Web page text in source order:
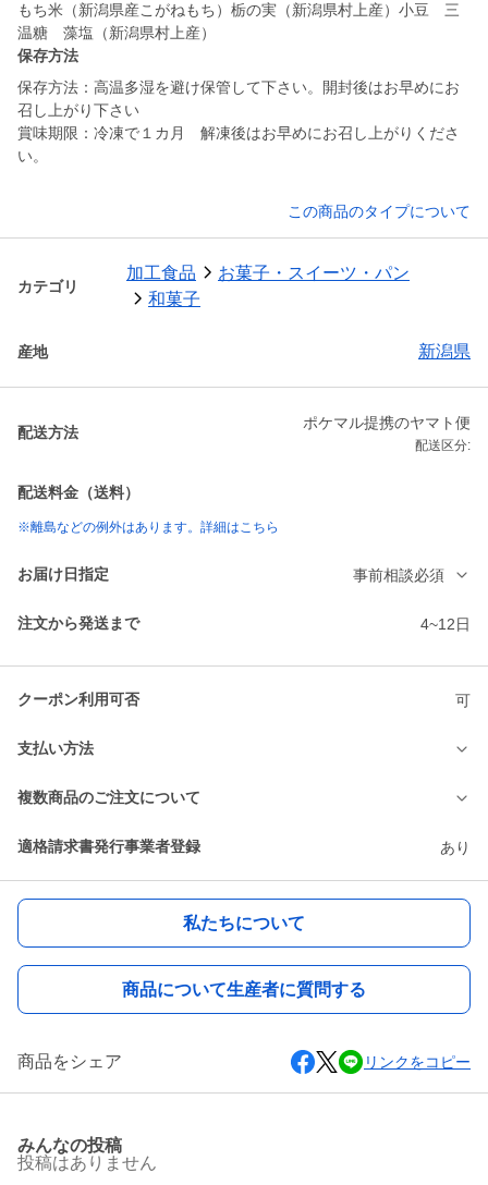
もち米（新潟県産こがねもち）栃の実（新潟県村上産）小豆 三
温糖 藻塩（新潟県村上産）
保存方法
保存方法：高温多湿を避け保管して下さい。開封後はお早めにお
召し上がり下さい
賞味期限：冷凍で１カ月 解凍後はお早めにお召し上がりくださ
い。
この商品のタイプについて
カテゴリ
加工食品
お菓子・スイーツ・パン
和菓子
産地 新潟県
配送方法
ポケマル提携のヤマト便
配送区分:
配送料金（送料）
※離島などの例外はあります。詳細はこちら
お届け日指定 事前相談必須
注文から発送まで 4~12日
クーポン利用可否 可
支払い方法
複数商品のご注文について
適格請求書発行事業者登録 あり
私たちについて
商品について生産者に質問する
商品をシェア リンクをコピー
みんなの投稿
投稿はありません